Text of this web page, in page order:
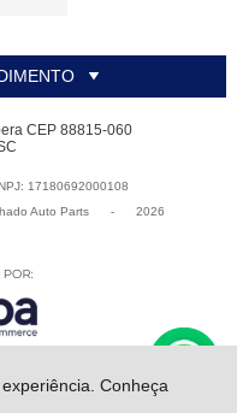
Conheça
CEP 88815-060
17180692000108
Auto Parts - 2026